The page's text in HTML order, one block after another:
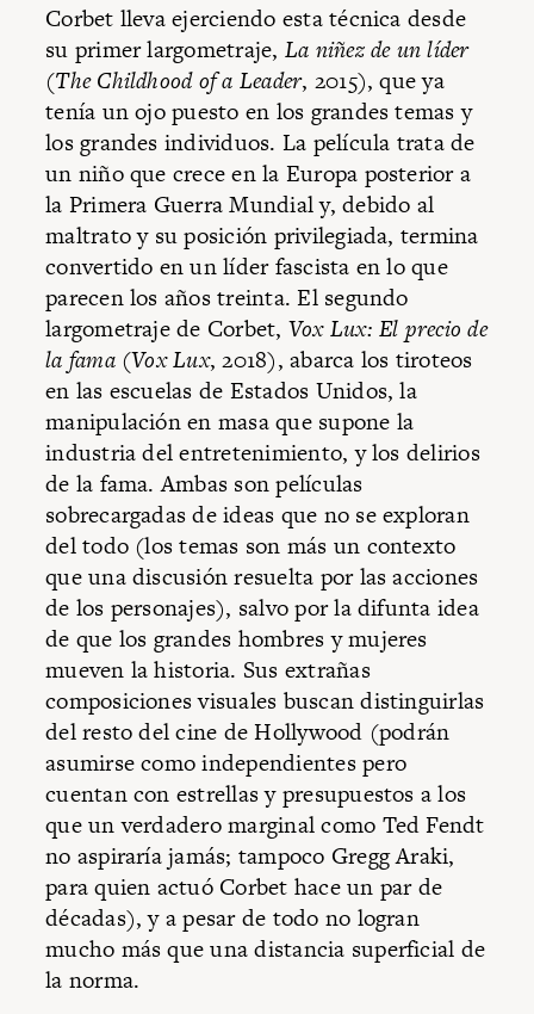
Corbet lleva ejerciendo esta técnica desde
su primer largometraje, La niñez de un líder
(The Childhood of a Leader, 2015), que ya
tenía un ojo puesto en los grandes temas y
los grandes individuos. La película trata de
un niño que crece en la Europa posterior a
la Primera Guerra Mundial y, debido al
maltrato y su posición privilegiada, termina
convertido en un líder fascista en lo que
parecen los años treinta. El segundo
largometraje de Corbet, Vox Lux: El precio de
la fama(Vox Lux, 2018), abarca los tiroteos
en las escuelas de Estados Unidos, la
manipulación en masa que supone la
industria del entretenimiento, y los delirios
de la fama. Ambas son películas
sobrecargadas de ideas que no se exploran
del todo (los temas son más un contexto
que una discusión resuelta por las acciones
de los personajes), salvo por la difunta idea
de que los grandes hombres y mujeres
mueven la historia. Sus extrañas
composiciones visuales buscan distinguirlas
del resto del cine de Hollywood (podrán
asumirse como independientes pero
cuentan con estrellas y presupuestos a los
que un verdadero marginal como Ted Fendt
no aspiraría jamás; tampoco Gregg Araki,
para quien actuó Corbet hace un par de
décadas), y a pesar de todo no logran
mucho más que una distancia superficial de
la norma.